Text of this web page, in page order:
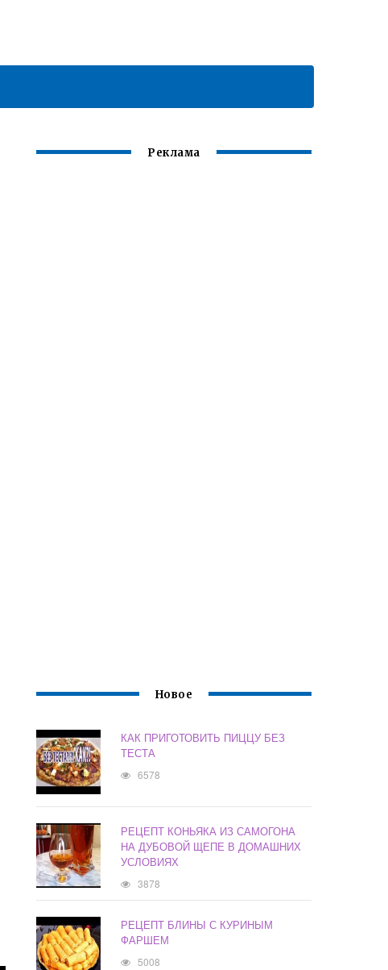
Реклама
Новое
КАК ПРИГОТОВИТЬ ПИЦЦУ БЕЗ
ТЕСТА
6578
РЕЦЕПТ КОНЬЯКА ИЗ САМОГОНА
НА ДУБОВОЙ ЩЕПЕ В ДОМАШНИХ
УСЛОВИЯХ
3878
РЕЦЕПТ БЛИНЫ С КУРИНЫМ
ФАРШЕМ
5008